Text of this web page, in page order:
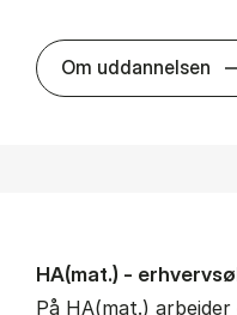
Om uddannelsen
HA(mat.) -
På HA(mat.)